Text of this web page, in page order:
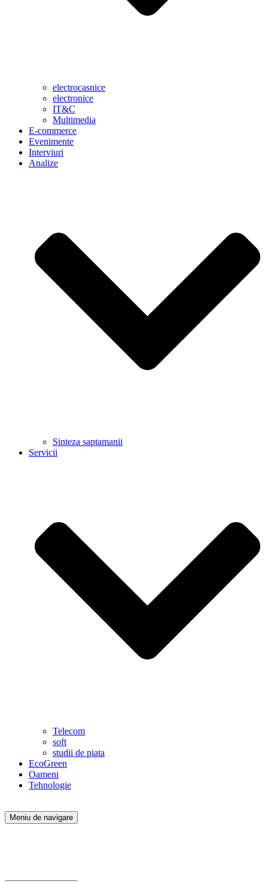
electrocasnice
electronice
IT&C
Multimedia
E-commerce
Evenimente
Interviuri
Analize
Sinteza saptamanii
Servicii
Telecom
soft
studii de piata
EcoGreen
Oameni
Tehnologie
Meniu de navigare